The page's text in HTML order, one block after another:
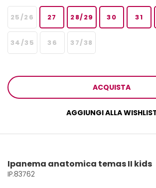
25/26 27 28/29 30 31
34/35 36 37/38
ACQUISTA
AGGIUNGI ALLA
Ipanema anatomica temas II kids
IP.83762